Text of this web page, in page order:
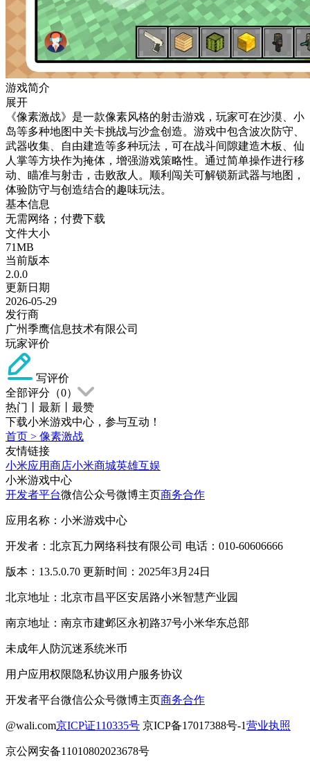
游戏简介
展开
《像素激战》是一款像素风格的射击游戏，玩家可在沙漠、小
岛等多种地图中关卡挑战与沙盒创造。游戏中包含波次防守、
武器收集、自由建造等多种玩法，可在战斗间隙建造木板、仙
人掌等方块作为掩体，增强游戏策略性。通过简单操作进行移
动、瞄准与射击，击败敌人。顺利闯关可解锁新武器与地图，
体验防守与创造结合的趣味玩法。
基本信息
无需网络；付费下载
文件大小
71MB
当前版本
2.0.0
更新日期
2026-05-29
发行商
广州季鹰信息技术有限公司
玩家评价
写评价
全部评分（0）
热门
最新
最赞
下载小米游戏中心，参与互动！
首页 > 像素激战
友情链接
小米应用商店小米商城英雄互娱
小米游戏中心
开发者平台微信公众号微博主页商务合作
应用名称：小米游戏中心
开发者：北京瓦力网络科技有限公司 电话：010-60606666
版本：13.5.0.70 更新时间：2025年3月24日
北京地址：北京市昌平区安居路小米智慧产业园
南京地址：南京市建邺区永初路37号小米华东总部
未成年人防沉迷系统米币
用户应用权限隐私协议用户服务协议
开发者平台微信公众号微博主页商务合作
@wali.com京ICP证110335号 京ICP备17017388号-1营业执照
京公网安备11010802023678号